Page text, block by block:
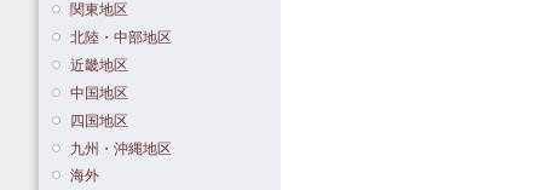
関東地区
北陸・中部地区
近畿地区
中国地区
四国地区
九州・沖縄地区
海外